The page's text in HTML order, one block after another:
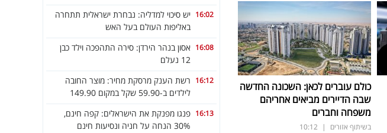
כולם עוברים לכאן: השכונה החדשה
שבה הדיירים מביאים אחריהם
משפחה וחברים
בשיתוף אזורים |
10:12
16:02 יש סיכוי למדליה: נבחרת ישראלית תתחרה
באליפות העולם בעל האש
16:08 אסון בנהר הירדן: סירה התהפכה וילד כבן
12 נעלם
16:12 רשת הענק מרסקת מחיר: מוצר החובה
לילדים ב-59.90 שקל במקום 149.90
16:13 פנגו מפנקת את הישראלים: קפה חינם,
30% הנחה על חניה ונסיעות חינם